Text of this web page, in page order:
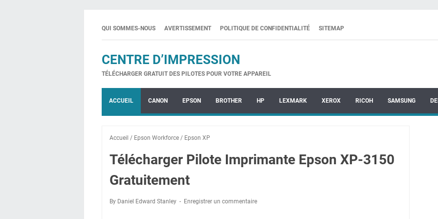
QUI SOMMES-NOUS AVERTISSEMENT POLITIQUE DE CONFIDENTIALITÉ SITEMAP
CENTRE D’IMPRESSION
TÉLÉCHARGER GRATUIT DES PILOTES POUR VOTRE APPAREIL
ACCUEIL CANON EPSON BROTHER HP LEXMARK XEROX RICOH SAMSUNG
Accueil / Epson Workforce / Epson XP
Télécharger Pilote Imprimante Epson XP-3150
Gratuitement
By Daniel Edward Stanley Enregistrer un commentaire